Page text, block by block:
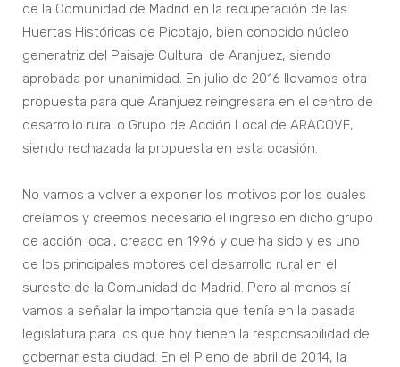
de la Comunidad de Madrid en la recuperación de las
Huertas Históricas de Picotajo, bien conocido núcleo
generatriz del Paisaje Cultural de Aranjuez, siendo
aprobada por unanimidad. En julio de 2016 llevamos otra
propuesta para que Aranjuez reingresara en el centro de
desarrollo rural o Grupo de Acción Local de ARACOVE,
siendo rechazada la propuesta en esta ocasión.
No vamos a volver a exponer los motivos por los cuales
creíamos y creemos necesario el ingreso en dicho grupo
de acción local, creado en 1996 y que ha sido y es uno
de los principales motores del desarrollo rural en el
sureste de la Comunidad de Madrid. Pero al menos sí
vamos a señalar la importancia que tenía en la pasada
legislatura para los que hoy tienen la responsabilidad de
gobernar esta ciudad. En el Pleno de abril de 2014, la